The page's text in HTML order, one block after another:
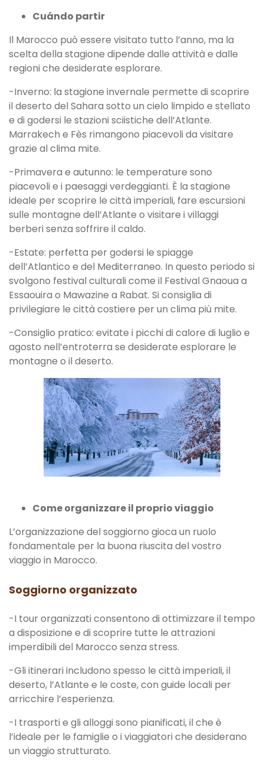
Cuándo partir
Il Marocco può essere visitato tutto l’anno, ma la
scelta della stagione dipende dalle attività e dalle
regioni che desiderate esplorare.
-Inverno: la stagione invernale permette di scoprire
il deserto del Sahara sotto un cielo limpido e stellato
e di godersi le stazioni sciistiche dell’Atlante.
Marrakech e Fès rimangono piacevoli da visitare
grazie al clima mite.
-Primavera e autunno: le temperature sono
piacevoli e i paesaggi verdeggianti. È la stagione
ideale per scoprire le città imperiali, fare escursioni
sulle montagne dell’Atlante o visitare i villaggi
berberi senza soffrire il caldo.
-Estate: perfetta per godersi le spiagge
dell’Atlantico e del Mediterraneo. In questo periodo si
svolgono festival culturali come il Festival Gnaoua a
Essaouira o Mawazine a Rabat. Si consiglia di
privilegiare le città costiere per un clima più mite.
-Consiglio pratico: evitate i picchi di calore di luglio e
agosto nell’entroterra se desiderate esplorare le
montagne o il deserto.
Come organizzare il proprio viaggio
L’organizzazione del soggiorno gioca un ruolo
fondamentale per la buona riuscita del vostro
viaggio in Marocco.
Soggiorno organizzato
-I tour organizzati consentono di ottimizzare il tempo
a disposizione e di scoprire tutte le attrazioni
imperdibili del Marocco senza stress.
-Gli itinerari includono spesso le città imperiali, il
deserto, l’Atlante e le coste, con guide locali per
arricchire l’esperienza.
-I trasporti e gli alloggi sono pianificati, il che è
l’ideale per le famiglie o i viaggiatori che desiderano
un viaggio strutturato.